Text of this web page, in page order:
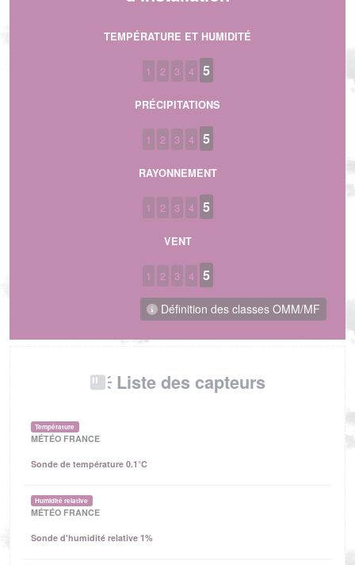
TEMPÉRATURE ET HUMIDITÉ
1 2 3 4 5
PRÉCIPITATIONS
1 2 3 4 5
RAYONNEMENT
1 2 3 4 5
VENT
1 2 3 4 5
Définition des classes OMM/MF
Liste des capteurs
Température
MÉTÉO FRANCE
Sonde de température 0.1°C
Humidité relative
MÉTÉO FRANCE
Sonde d'humidité relative 1%